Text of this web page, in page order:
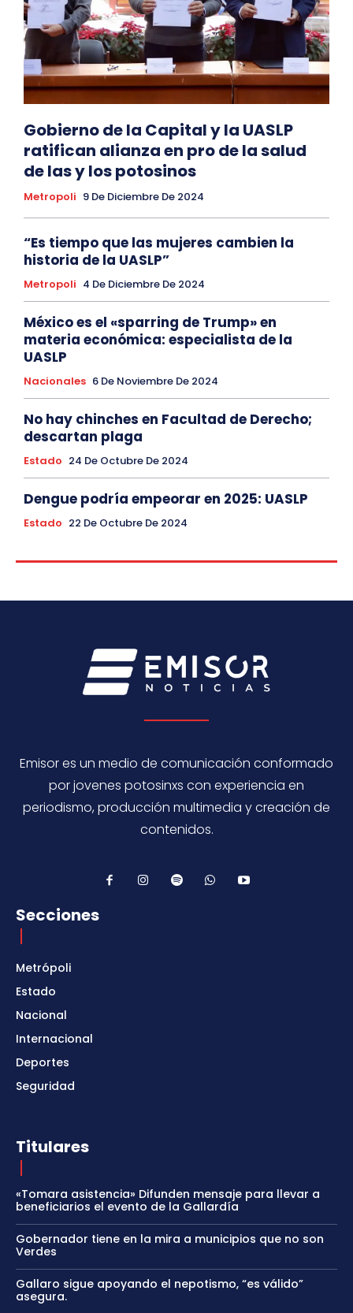
Gobierno de la Capital y la UASLP
ratifican alianza en pro de la salud
de las y los potosinos
Metropoli 9 De Diciembre De 2024
“Es tiempo que las mujeres cambien la
historia de la UASLP”
Metropoli 4 De Diciembre De 2024
México es el «sparring de Trump» en
materia económica: especialista de la
UASLP
Nacionales 6 De Noviembre De 2024
No hay chinches en Facultad de Derecho;
descartan plaga
Estado 24 De Octubre De 2024
Dengue podría empeorar en 2025: UASLP
Estado 22 De Octubre De 2024
Emisor es un medio de comunicación conformado
por jovenes potosinxs con experiencia en
periodismo, producción multimedia y creación de
contenidos.
Secciones
Metrópoli
Estado
Nacional
Internacional
Deportes
Seguridad
Titulares
«Tomara asistencia» Difunden mensaje para llevar a
beneficiarios el evento de la Gallardía
Gobernador tiene en la mira a municipios que no son
Verdes
Gallaro sigue apoyando el nepotismo, “es válido”
asegura.